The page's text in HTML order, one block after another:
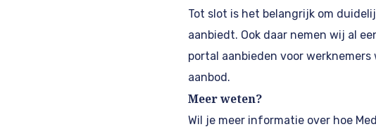
Tot slot is het belangrijk om
aanbiedt. Ook daar nemen wij al
portal aanbieden voor
aanbod.
Meer weten?
Wil je meer informatie over hoe